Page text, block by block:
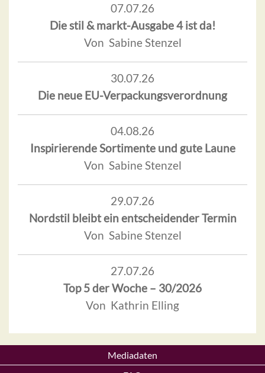
07.07.26
Die stil & markt-Ausgabe 4 ist da!
Von Sabine Stenzel
30.07.26
Die neue EU-Verpackungsverordnung
04.08.26
Inspirierende Sortimente und gute Laune
Von Sabine Stenzel
29.07.26
Nordstil bleibt ein entscheidender Termin
Von Sabine Stenzel
27.07.26
Top 5 der Woche – 30/2026
Von Kathrin Elling
Mediadaten